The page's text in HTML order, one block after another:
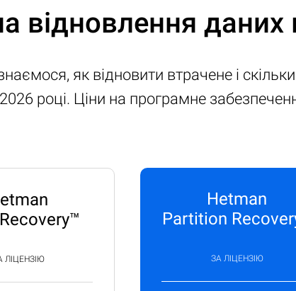
відновлення
як відновити втрачене і
році. Ціни на програмне
ЛІЦЕНЗІЮ
Hetman
Partition
ЗА ЛІЦЕНЗІЮ